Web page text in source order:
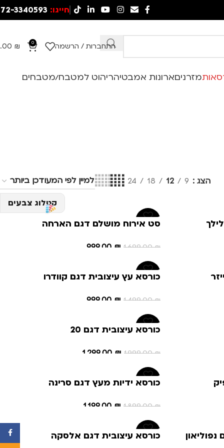
חייגו: 3340593
התחברות / הרשמה 0
₪
מזרניםארונות אמבטיהריהוט למטבח/מטבחים
הצג 9
12
18
24
-41%
סט אירוח מושלם דגם הארחה
1,699.00₪
999.00 ₪
הוספה לסל
-33%
כורסא עץ עיצובית דגם קוודרו
1,499.00₪
999.00 ₪
הוספה לסל
-35%
כורסא עיצובית דגם 20
1,999.00₪
1,299.00 ₪
הוספה לסל
-37%
כורסא ידיות מעץ דגם סרינה
1,899.00₪
1,199.00 ₪
הוספה לסל
-28%
כורסא עיצובית דגם אלסקה
קטלוג צבעים